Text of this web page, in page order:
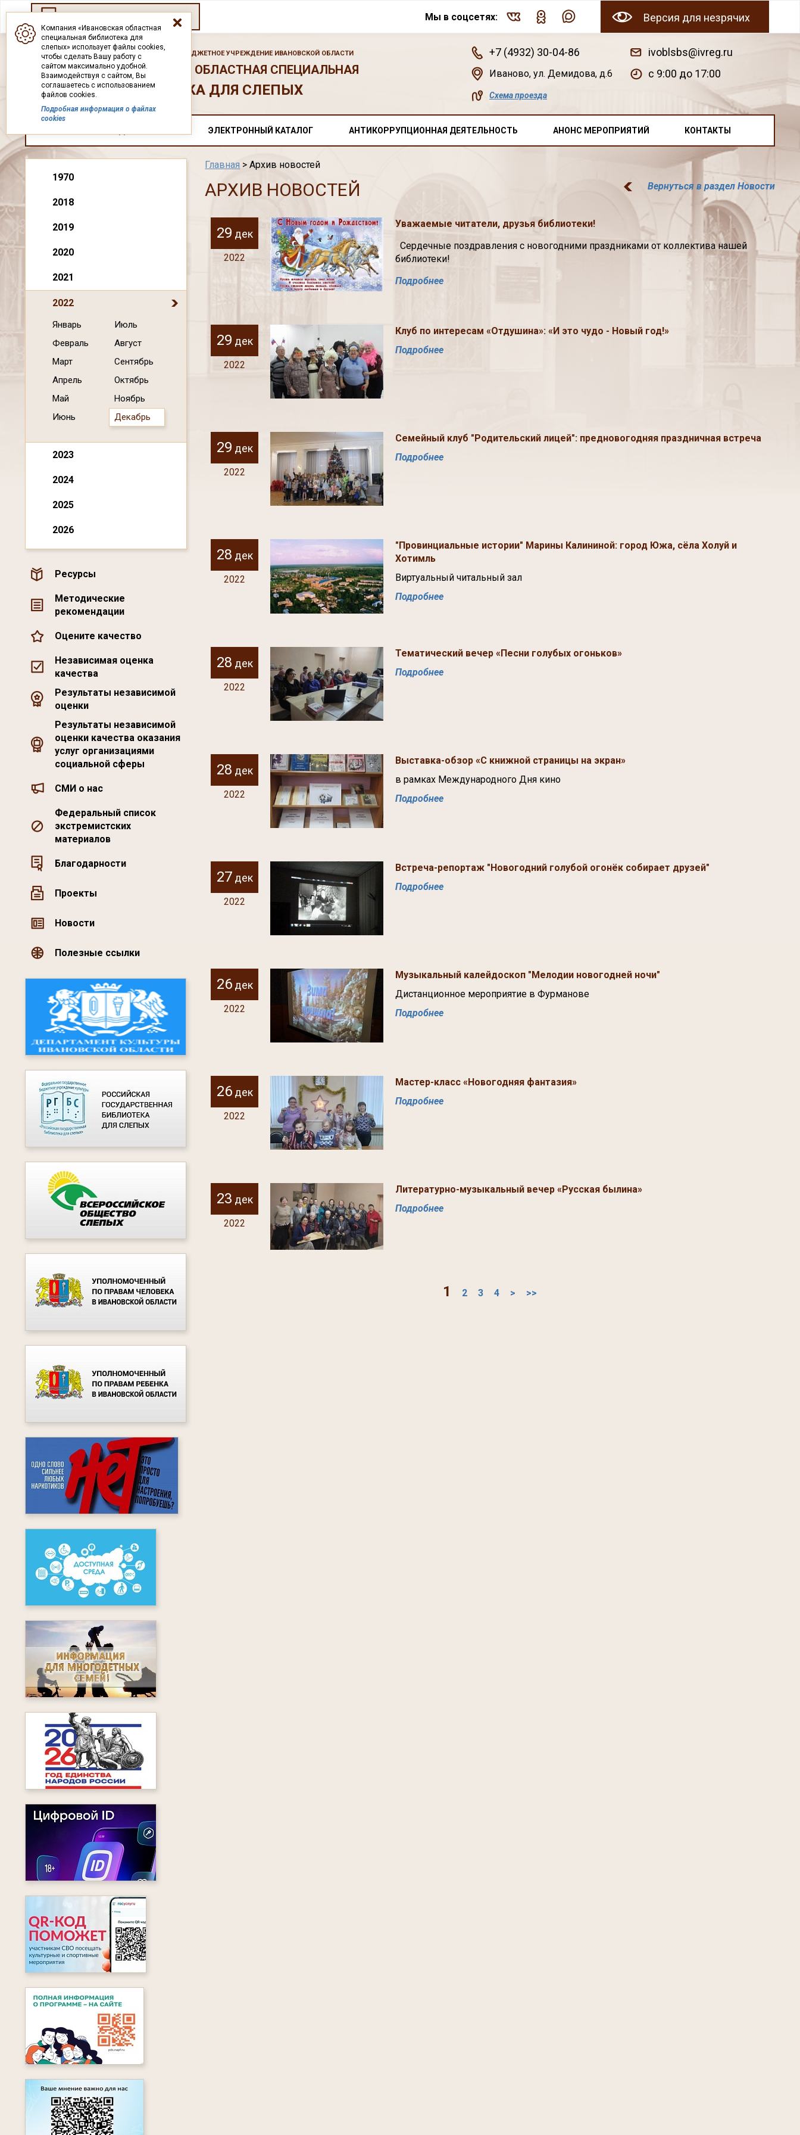
Компания «Ивановская областная
специальная библиотека для
слепых» использует файлы cookies,
чтобы сделать Вашу работу с
сайтом максимально удобной.
Взаимодействуя с сайтом, Вы
соглашаетесь с использованием
файлов cookies.
Подробная информация о файлах
cookies
Переход на старый сайт Мы в соцсетях: Версия для незрячих
ГОСУДАРСТВЕННОЕ БЮДЖЕТНОЕ УЧРЕЖДЕНИЕ ИВАНОВСКОЙ ОБЛАСТИ
ИВАНОВСКАЯ ОБЛАСТНАЯ СПЕЦИАЛЬНАЯ
БИБЛИОТЕКА ДЛЯ СЛЕПЫХ
+7 (4932) 30-04-86
Иваново, ул. Демидова, д.6
Схема проезда
ivoblsbs@ivreg.ru
c 9:00 до 17:00
ЭЛЕКТРОННЫЙ КАТАЛОГ АНТИКОРРУПЦИОННАЯ ДЕЯТЕЛЬНОСТЬ АНОНС МЕРОПРИЯТИЙ КОНТАКТЫ
1970
2018
2019
2020
2021
2022
Январь
Февраль
Март
Апрель
Май
Июнь
Июль
Август
Сентябрь
Октябрь
Ноябрь
Декабрь
2023
2024
2025
2026
Ресурсы
Методические
рекомендации
Оцените качество
Независимая оценка
качества
Результаты независимой
оценки
Результаты независимой
оценки качества оказания
услуг организациями
социальной сферы
СМИ о нас
Федеральный список
экстремистских
материалов
Благодарности
Проекты
Новости
Полезные ссылки
Главная > Архив новостей
Вернуться в раздел Новости
АРХИВ НОВОСТЕЙ
29 дек
2022
Уважаемые читатели, друзья библиотеки!
Сердечные поздравления с новогодними праздниками от коллектива нашей
библиотеки!
Подробнее
29 дек
2022
Клуб по интересам «Отдушина»: «И это чудо - Новый год!»
Подробнее
29 дек
2022
Семейный клуб "Родительский лицей": предновогодняя праздничная встреча
Подробнее
28 дек
2022
"Провинциальные истории" Марины Калининой: город Южа, сёла Холуй и
Хотимль
Виртуальный читальный зал
Подробнее
28 дек
2022
Тематический вечер «Песни голубых огоньков»
Подробнее
28 дек
2022
Выставка-обзор «С книжной страницы на экран»
в рамках Международного Дня кино
Подробнее
27дек
2022
Встреча-репортаж "Новогодний голубой огонёк собирает друзей"
Подробнее
26дек
2022
Музыкальный калейдоскоп "Мелодии новогодней ночи"
Дистанционное мероприятие в Фурманове
Подробнее
26дек
2022
Мастер-класс «Новогодняя фантазия»
Подробнее
23 дек
2022
Литературно-музыкальный вечер «Русская былина»
Подробнее
1 2 3 4 > >>